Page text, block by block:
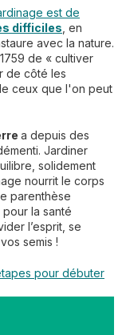
est de
difficiles, en
avec la nature.
de « cultiver
de côté les
ceux que l'on peut
a depuis des
Jardiner
solidement
nourrit le corps
parenthèse
la santé
l’esprit, se
semis !
pour débuter